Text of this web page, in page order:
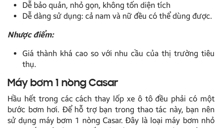
Dễ bảo quản, nhỏ gọn, không tốn diện tích
Dễ dàng sử dụng: cả nam và nữ đều có thể dùng được.
Nhược điểm:
Giá thành khá cao so với nhu cầu của thị trường tiêu
thụ.
Máy bơm 1 nòng Casar
Hầu hết trong cáccách thay lốp xe ô tôđều phải có một
bước bơm hơi. Để hỗ trợ bạn trong thao tác này, bạn nên
sử dụng máy bơm 1 nòng Casar. Đây là loại máy bơm nhỏ